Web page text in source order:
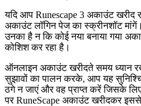
यदि आप Runescape 3 अकाउंट खरीद
अकाउंट लॉगिन पेज का स्क्रीनशॉट
उनका है न कि कोई नया बनाया गया
कोशिश कर रहा है।
ऑनलाइन अकाउंट खरीदते समय ध्यान
सुझावों का पालन करके, आप यह
ठगे न जाएं और वह प्राप्त करें जिसके
पर RuneScape अकाउंट खरीदकर